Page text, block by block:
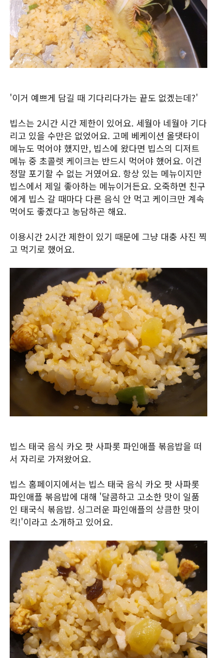
'이거 예쁘게 담길 때 기다리다가는 끝도 없겠는데?'
빕스는 2시간 시간 제한이 있어요. 세월아 네월아 기다
리고 있을 수만은 없었어요. 고메 베케이션 올댓타이
메뉴도 먹어야 했지만, 빕스에 왔다면 빕스의 디저트
메뉴 중 초콜렛 케이크는 반드시 먹어야 했어요. 이건
정말 포기할 수 없는 거였어요. 항상 있는 메뉴이지만
빕스에서 제일 좋아하는 메뉴이거든요. 오죽하면 친구
에게 빕스 갈 때마다 다른 음식 안 먹고 케이크만 계속
먹어도 좋겠다고 농담하곤 해요.
이용시간 2시간 제한이 있기 때문에 그냥 대충 사진 찍
고 먹기로 했어요.
빕스 태국 음식 카오 팟 사파롯 파인애플 볶음밥을 떠
서 자리로 가져왔어요.
빕스 홈페이지에서는 빕스 태국 음식 카오 팟 사파롯
파인애플 볶음밥에 대해 '달콤하고 고소한 맛이 일품
인 태국식 볶음밥. 싱그러운 파인애플의 상큼한 맛이
킥!'이라고 소개하고 있어요.